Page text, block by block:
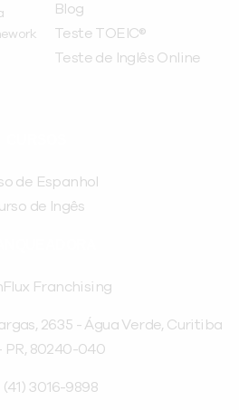
Blog
Teste TOEIC®
Teste de Inglês Online
de Espanhol
de Ingês
Franchising
2635 - Água Verde, Curitiba
PR, 80240-040
(41) 3016-9898